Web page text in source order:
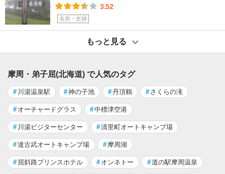
3.52
名所・史跡
もっと見る
摩周・弟子屈(北海道) で人気のタグ
# 川湯温泉駅 #神の子池 #丹頂鶴 # さくらの滝
# オーチャードグラス #中標津空港
# 川湯ビジターセンター #清里町オートキャンプ場
#達古武オートキャンプ場 # 摩周湖
# 屈斜路プリンスホテル # オンネトー #道の駅摩周温泉